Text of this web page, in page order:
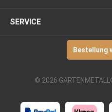
SERVICE
Bestellung
© 2026